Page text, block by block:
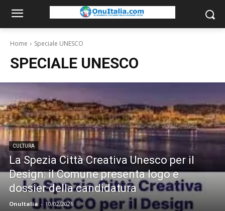
Home Speciale UNESCO
SPECIALE UNESCO
CULTURA
La Spezia Città Creativa Unesco per il
Design: il Comune presenta logo e
dossier della candidatura
OnuItalia - 10/02/2026